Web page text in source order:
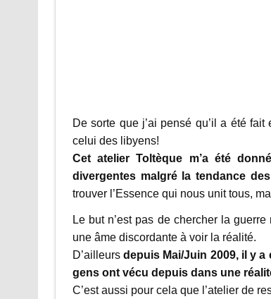
De sorte que j’ai pensé qu’il a été
celui des libyens!
Cet atelier Toltèque m’a été
divergentes malgré la tendance
trouver l’Essence qui nous unit tous,
Le but n’est pas de chercher la
une âme discordante à voir la réalité.
D’ailleursdepuis Mai/Juin 2009, il y
gens ont vécu depuis dans une
C’est aussi pour cela que l’atelier de